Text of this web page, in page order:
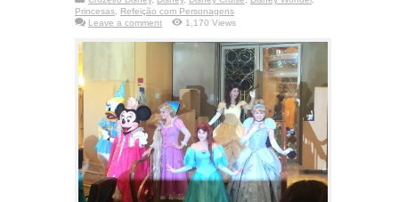
Princesas, Refeição com Personagens
Leave a comment
1,170 Views